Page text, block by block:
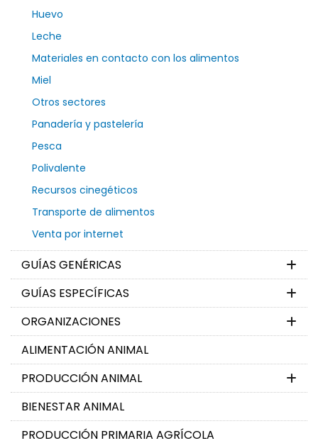
Huevo
Leche
Materiales en contacto con los alimentos
Miel
Otros sectores
Panadería y pastelería
Pesca
Polivalente
Recursos cinegéticos
Transporte de alimentos
Venta por internet
GUÍAS GENÉRICAS
GUÍAS ESPECÍFICAS
ORGANIZACIONES
ALIMENTACIÓN ANIMAL
PRODUCCIÓN ANIMAL
BIENESTAR ANIMAL
PRODUCCIÓN PRIMARIA AGRÍCOLA